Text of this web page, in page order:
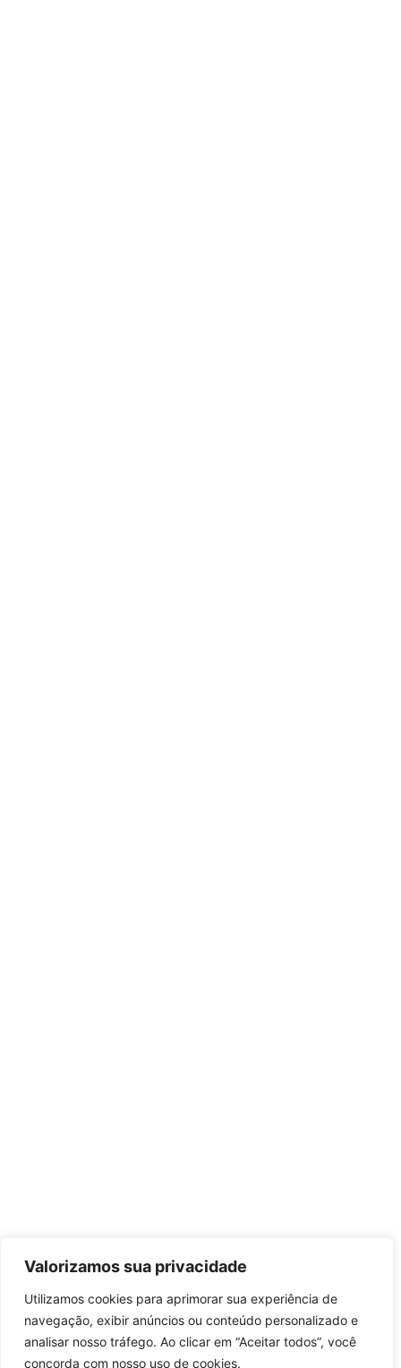
Valorizamos sua privacidade
Utilizamos cookies para aprimorar sua experiência de
navegação, exibir anúncios ou conteúdo personalizado e
analisar nosso tráfego. Ao clicar em “Aceitar todos”, você
concorda com nosso uso de cookies.